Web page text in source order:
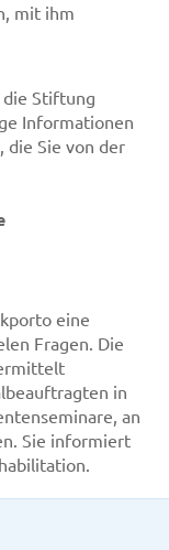
mit ihm
die Stiftung
Informationen
die Sie von der
eine
Fragen. Die
in
an
Sie informiert